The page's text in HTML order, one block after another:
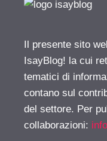
Il presente sito
IsayBlog! la cui
tematici di
contano sul
del settore. Per
collaborazioni: